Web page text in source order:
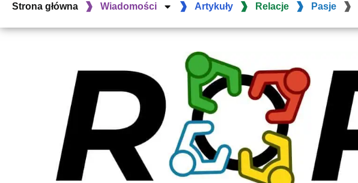
Strona główna Wiadomości Artykuły Relacje Pasje